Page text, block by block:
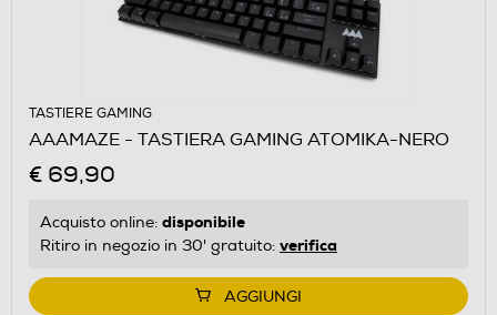
TASTIERE GAMING
AAAMAZE - TASTIERA GAMING ATOMIKA-NERO
€ 69,90
Acquisto online: disponibile
Ritiro in negozio in 30' gratuito: verifica
AGGIUNGI